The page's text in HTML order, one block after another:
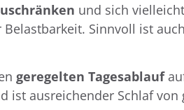
und sich
Sinnvoll ist
geregelten Tagesablauf
ist ausreichender Schlaf